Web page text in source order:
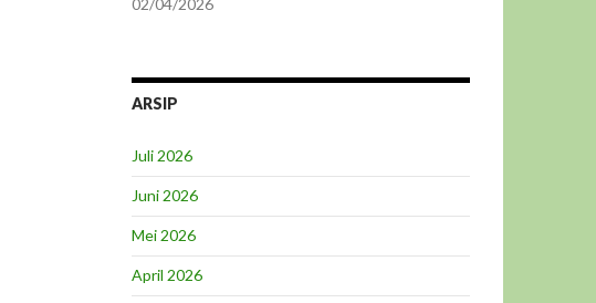
ARSIP
Juli 2026
Juni 2026
Mei 2026
April 2026